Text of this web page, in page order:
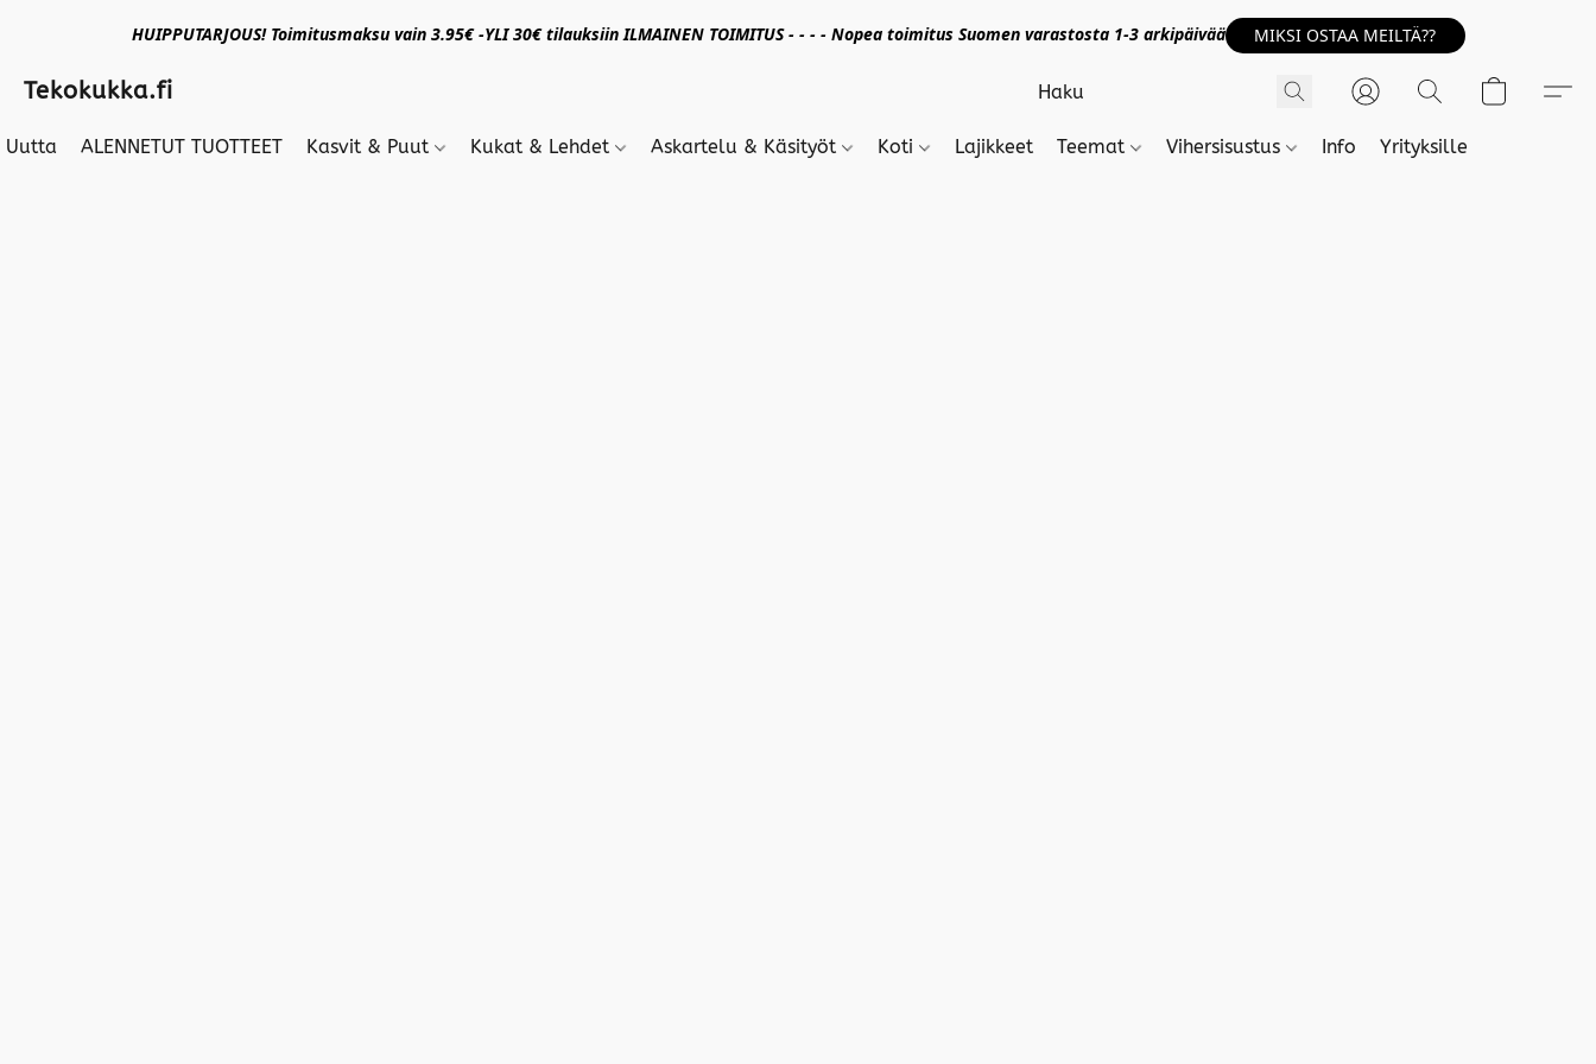
HUIPPUTARJOUS! Toimitusmaksu vain 3.95€ -YLI 30€ tilauksiin ILMAINEN TOIMITUS - - - - Nopea toimitus Suomen varastosta 1-3 arkipäivää MIKSI OSTAA MEILTÄ??
Tekokukka.fi
Uutta ALENNETUT TUOTTEET Kasvit & Puut Kukat & Lehdet Askartelu & Käsityöt Koti Lajikkeet Teemat Vihersisustus Info Yrityksille